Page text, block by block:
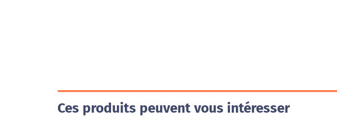
Ces produits peuvent vous intéresser